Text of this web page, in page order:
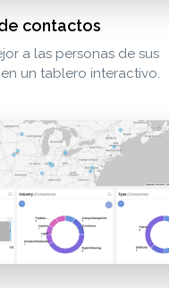
contactos
a las personas de sus
un tablero interactivo.